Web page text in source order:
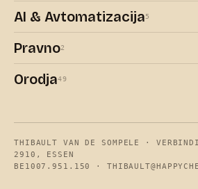
AI & Avtomatizacija5
Pravno2
Orodja49
THIBAULT VAN DE SOMPELE ·
2910, ESSEN
BE1007.951.150 ·